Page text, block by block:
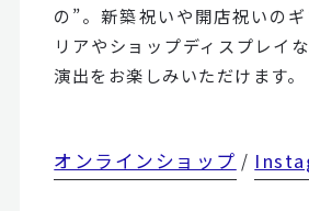
の”。新築祝いや開店祝いの
リアやショップディスプレイ
演出をお楽しみいただけます。
オンラインショップ /